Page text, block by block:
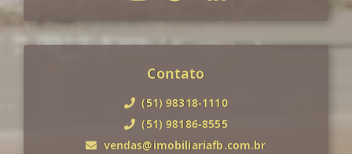
Contato
(51) 98318-1110
(51) 98186-8555
vendas@imobiliariafb.com.br